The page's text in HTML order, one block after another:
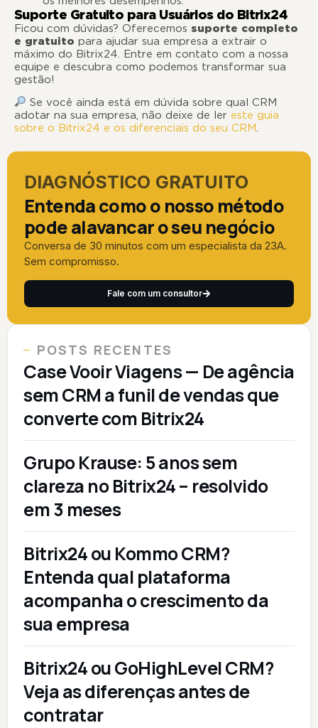
Suporte Gratuito para Usuários do Bitrix24
Ficou com dúvidas? Oferecemos suporte completo
e gratuito para ajudar sua empresa a extrair o
máximo do Bitrix24. Entre em contato com a nossa
equipe e descubra como podemos transformar sua
gestão!
Se você ainda está em dúvida sobre qual CRM
adotar na sua empresa, não deixe de ler este guia
sobre o Bitrix24 e os diferenciais do seu CRM.
DIAGNÓSTICO GRATUITO
Entenda como o nosso método
pode alavancar o seu negócio
Conversa de 30 minutos com um especialista da 23A.
Sem compromisso.
Fale com um consultor
POSTS RECENTES
Case Vooir Viagens — De agência
sem CRM a funil de vendas que
converte com Bitrix24
Grupo Krause: 5 anos sem
clareza no Bitrix24 – resolvido
em 3 meses
Bitrix24 ou Kommo CRM?
Entenda qual plataforma
acompanha o crescimento da
sua empresa
Bitrix24 ou GoHighLevel CRM?
Veja as diferenças antes de
contratar